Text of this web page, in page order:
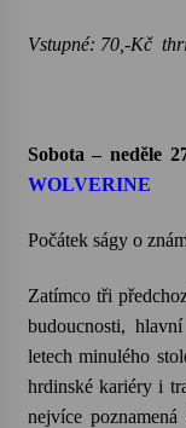
Vstupné: 70,-Kč
Sobota – neděle
WOLVERINE
Počátek ságy o
Zatímco tři
budoucnosti,
letech minulého
hrdinské kariéry i
nejvíce